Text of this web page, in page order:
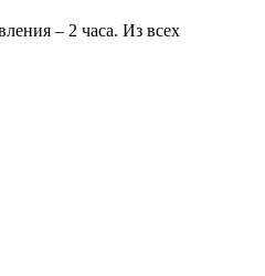
– 2 часа. Из всех